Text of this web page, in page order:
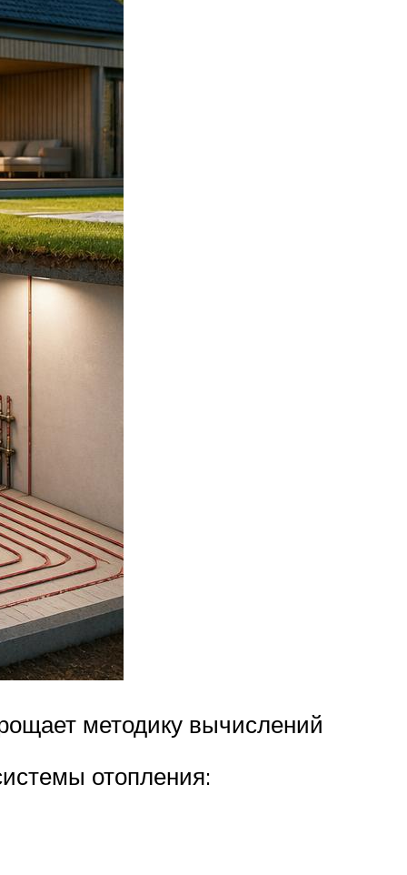
методику вычислений
отопления: